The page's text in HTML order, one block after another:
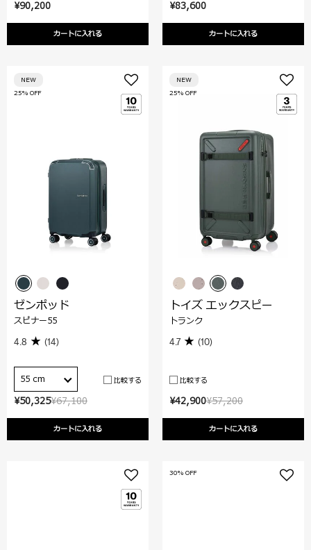
¥90,200
カートに入れる
¥83,600
カートに入れる
¥67,100
¥50,325
カートに入れる
25% OFF
NEW
ゼンポッド
スピナー55
4.8 (14)
55 cm 比較する
¥57,200
¥42,900
カートに入れる
25% OFF
NEW
トイズ エックスピー
トランク
4.7 (10)
比較する
30% OFF